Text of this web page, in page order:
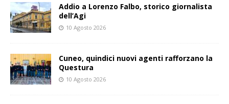
Addio a Lorenzo Falbo, storico giornalista
dell’Agi
10 Agosto 2026
Cuneo, quindici nuovi agenti rafforzano la
Questura
10 Agosto 2026